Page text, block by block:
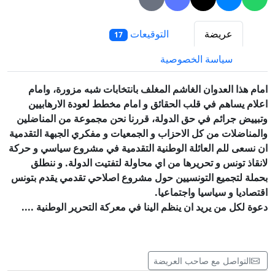
عريضة التوقيعات 17
سياسة الخصوصية
امام هذا العدوان الغاشم المغلف بانتخابات شبه مزورة، وامام
اعلام يساهم في قلب الحقائق و امام مخطط لعودة الارهابيين
وتبييض جرائم في حق الدولة، قررنا نحن مجموعة من المناضلين
والمناضلات من كل الاحزاب و الجمعيات و مفكري الجبهة التقدمية
ان نسعى للم العائلة الوطنية التقدمية في مشروع سياسي و حركة
لانقاذ تونس و تحريرها من اي محاولة لتفتيت الدولة. و ننطلق
بحملة لتجميع التونسيين حول مشروع اصلاحي تقدمي يقدم بتونس
اقتصاديا و سياسيا واجتماعيا.
دعوة لكل من يريد ان ينظم الينا في معركة التحرير الوطنية ....
التواصل مع صاحب العريضة